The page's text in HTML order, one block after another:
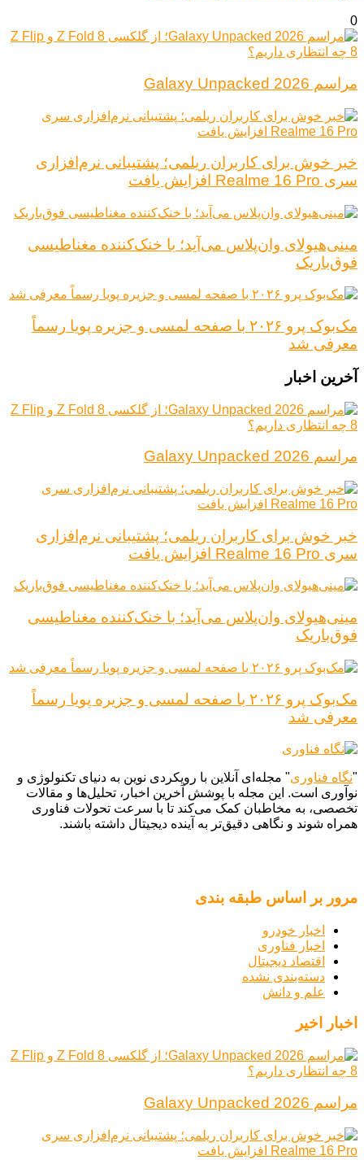
0
مراسم Galaxy Unpacked 2026
خبر خوش برای کاربران ریلمی؛ پشتیبانی نرم‌افزاری
سری Realme 16 Pro افزایش یافت
مینی‌هیولای وان‌پلاس می‌آید؛ با خنک‌کننده مغناطیسی
فوق‌باریک
مک‌بوک پرو ۲۰۲۶ با صفحه لمسی و جزیره پویا رسماً
معرفی شد
آخرین اخبار
مراسم Galaxy Unpacked 2026
خبر خوش برای کاربران ریلمی؛ پشتیبانی نرم‌افزاری
سری Realme 16 Pro افزایش یافت
مینی‌هیولای وان‌پلاس می‌آید؛ با خنک‌کننده مغناطیسی
فوق‌باریک
مک‌بوک پرو ۲۰۲۶ با صفحه لمسی و جزیره پویا رسماً
معرفی شد
"نگاه فناوری" مجله‌ای آنلاین با رویکردی نوین به دنیای تکنولوژی و
نوآوری است. این مجله با پوشش آخرین اخبار، تحلیل‌ها و مقالات
تخصصی، به مخاطبان کمک می‌کند تا با سرعت تحولات فناوری
همراه شوند و نگاهی دقیق‌تر به آینده دیجیتال داشته باشند.
مرور بر اساس طبقه بندی
اخبار خودرو
اخبار فناوری
اقتصاد دیجیتال
دسته‌بندی نشده
علم و دانش
اخبار اخیر
مراسم Galaxy Unpacked 2026